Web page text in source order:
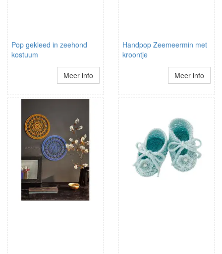
Pop gekleed in zeehond
kostuum
Meer info
Handpop Zeemeermin met
kroontje
Meer info